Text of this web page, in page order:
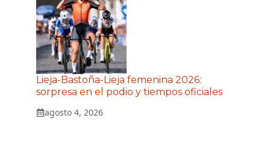
Lieja-Bastoña-Lieja femenina 2026:
sorpresa en el podio y tiempos oficiales
agosto 4, 2026